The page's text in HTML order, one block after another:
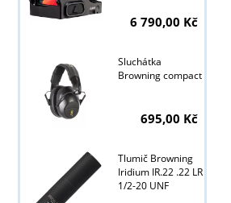
6 790,00 Kč
Sluchátka
Browning compact
695,00 Kč
Tlumič Browning
Iridium IR.22 .22 LR
1/2-20 UNF